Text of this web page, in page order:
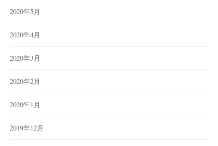
2020年5月
2020年4月
2020年3月
2020年2月
2020年1月
2019年12月